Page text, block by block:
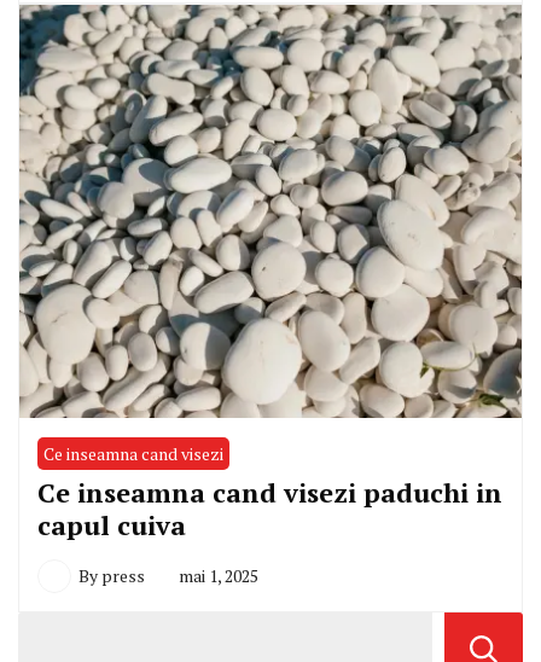
Ce inseamna cand visezi
Ce inseamna cand visezi paduchi in
capul cuiva
By press mai 1, 2025